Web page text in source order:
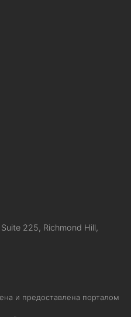
225, Richmond Hill,
и предоставлена порталом